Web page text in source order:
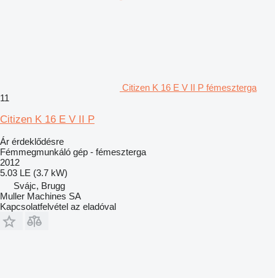
Citizen K 16 E V II P fémeszterga
11
Citizen K 16 E V II P
Ár érdeklődésre
Fémmegmunkáló gép - fémeszterga
2012
5.03 LE (3.7 kW)
Svájc, Brugg
Muller Machines SA
Kapcsolatfelvétel az eladóval